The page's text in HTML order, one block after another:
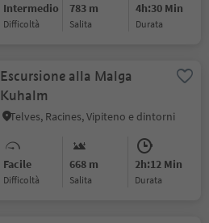
Intermedio
Difficoltà
783 m
Salita
4h:30 Min
durata
Escursione alla Malga
Kuhalm
Telves, Racines, Vipiteno e dintorni
Facile
Difficoltà
668 m
Salita
2h:12 Min
durata